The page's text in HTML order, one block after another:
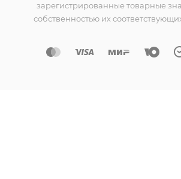
зарегистрированные товарные
собственностью их